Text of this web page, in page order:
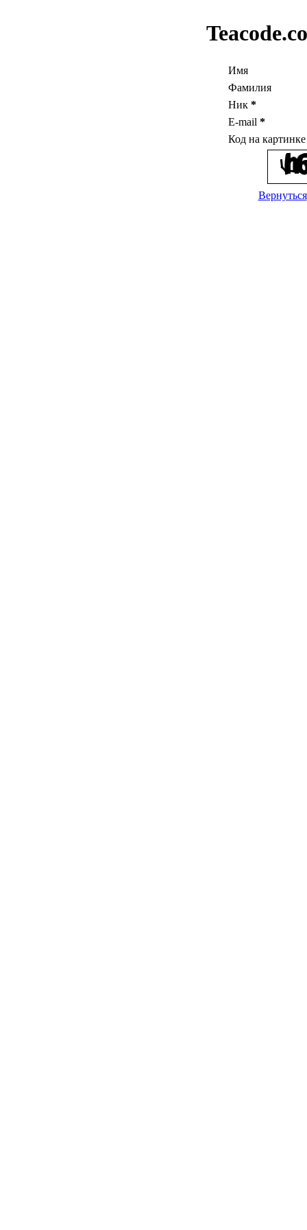
Имя
Фамилия
Ник *
E-mail *
Код на
Вернуться